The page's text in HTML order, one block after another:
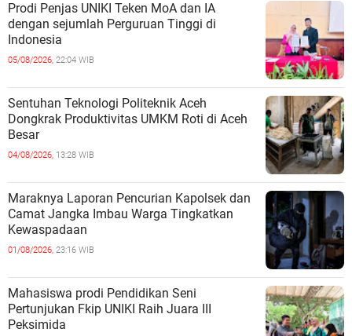
Prodi Penjas UNIKI Teken MoA dan IA
dengan sejumlah Perguruan Tinggi di
Indonesia
05/08/2026, 22:04 WIB
Sentuhan Teknologi Politeknik Aceh
Dongkrak Produktivitas UMKM Roti di Aceh
Besar
04/08/2026, 13:28 WIB
Maraknya Laporan Pencurian Kapolsek dan
Camat Jangka Imbau Warga Tingkatkan
Kewaspadaan
01/08/2026, 23:16 WIB
Mahasiswa prodi Pendidikan Seni
Pertunjukan Fkip UNIKI Raih Juara III
Peksimida